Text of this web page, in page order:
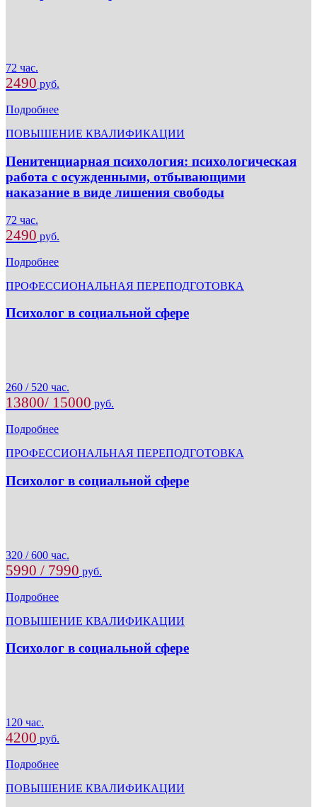
72 час.
2490 руб.
Подробнее
ПОВЫШЕНИЕ КВАЛИФИКАЦИИ
Пенитенциарная психология: психологическая
работа с осужденными, отбывающими
наказание в виде лишения свободы
72 час.
2490 руб.
Подробнее
ПРОФЕССИОНАЛЬНАЯ ПЕРЕПОДГОТОВКА
Психолог в социальной сфере
260 / 520 час.
13800/ 15000 руб.
Подробнее
ПРОФЕССИОНАЛЬНАЯ ПЕРЕПОДГОТОВКА
Психолог в социальной сфере
320 / 600 час.
5990 / 7990 руб.
Подробнее
ПОВЫШЕНИЕ КВАЛИФИКАЦИИ
Психолог в социальной сфере
120 час.
4200 руб.
Подробнее
ПОВЫШЕНИЕ КВАЛИФИКАЦИИ